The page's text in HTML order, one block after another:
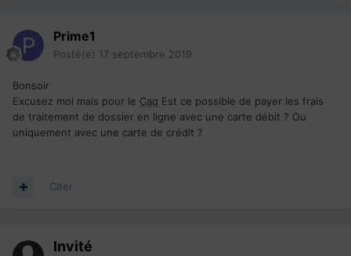
Prime1
Posté(e) 17 septembre 2019
Bonsoir
Excusez moi mais pour le Caq Est ce possible de payer les frais
de traitement de dossier en ligne avec une carte débit ? Ou
uniquement avec une carte de crédit ?
Citer
Invité